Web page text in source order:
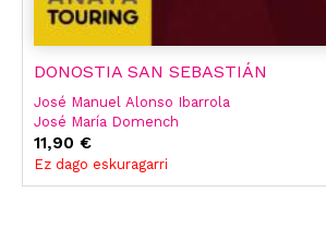
DONOSTIA SAN SEBASTIÁN
José Manuel Alonso Ibarrola
José María Domench
Luis Azpilicueta
Ignacio Medina Bañón
11,90 €
Ez dago eskuragarri